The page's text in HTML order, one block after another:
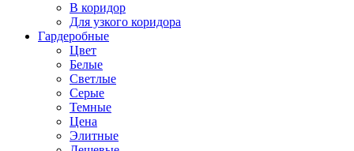
В коридор
Для узкого коридора
Гардеробные
Цвет
Белые
Светлые
Серые
Темные
Цена
Элитные